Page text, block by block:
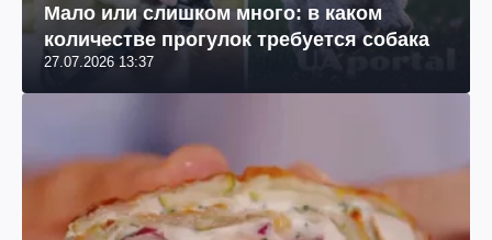
Мало или слишком много: в каком
количестве прогулок требуется собака
27.07.2026 13:37